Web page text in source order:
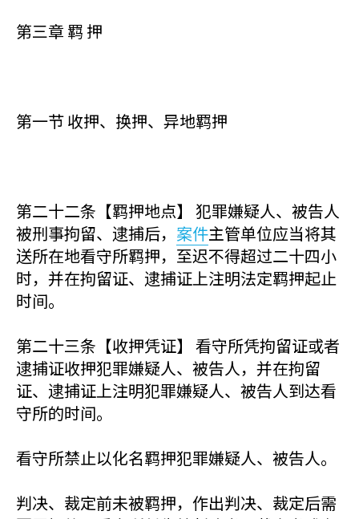
第三章 羁 押
第一节 收押、换押、异地羁押
第二十二条【羁押地点】 犯罪嫌疑人、被告人
被刑事拘留、逮捕后， 案件主管单位应当将其
送所在地看守所羁押，至迟不得超过二十四小
时，并在拘留证、逮捕证上注明法定羁押起止
时间。
第二十三条【收押凭证】 看守所凭拘留证或者
逮捕证收押犯罪嫌疑人、被告人，并在拘留
证、逮捕证上注明犯罪嫌疑人、被告人到达看
守所的时间。
看守所禁止以化名羁押犯罪嫌疑人、被告人。
判决、裁定前未被羁押，作出判决、裁定后需